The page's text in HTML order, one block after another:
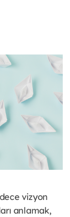
vizyon
anlamak,